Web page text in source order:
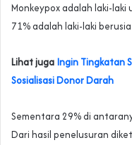
Monkeypox adalah laki-
71% adalah laki-laki
Lihat juga Ingin Tingkatan
Sosialisasi Donor Darah
Sementara 29% di
Dari hasil penelusuran